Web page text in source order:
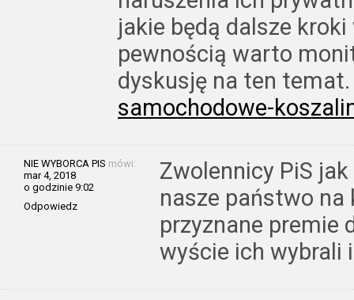
jakie będą dalsze
pewnością warto
dyskusję na ten
samochodowe-
NIE WYBORCA PIS mówi:
mar 4, 2018
o godzinie 9:02
Odpowiedz
Zwolennicy PiS
nasze państwo
przyznane premie
wyście ich wybrali